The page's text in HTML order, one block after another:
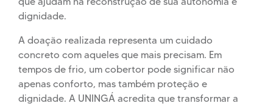
dignidade.
A doação realizada representa um cuidado
concreto com aqueles que mais precisam. Em
tempos de frio, um cobertor pode significar não
apenas conforto, mas também proteção e
dignidade. A UNINGÁ acredita que transformar a